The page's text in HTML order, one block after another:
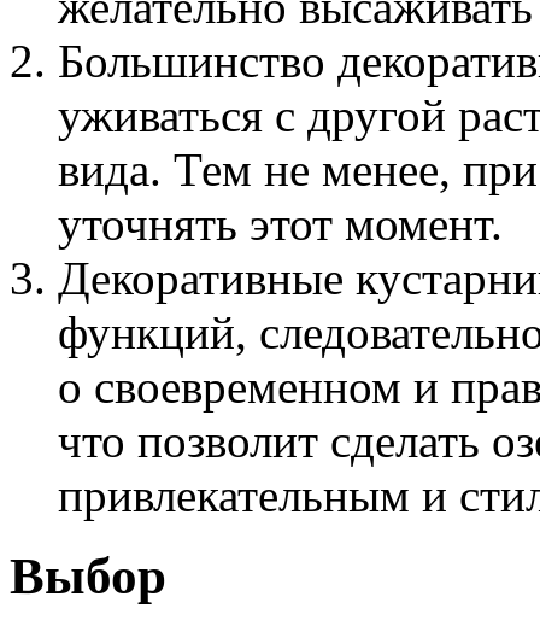
Большинство
уживаться с другой
вида. Тем не менее,
уточнять этот момент.
Декоративные
функций,
о своевременном и
что позволит сделать
привлекательным и
Выбор